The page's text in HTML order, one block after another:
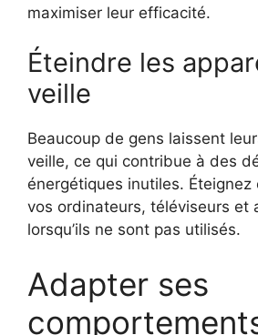
maximiser leur efficacité.
Éteindre les
veille
Beaucoup de gens laissent
veille, ce qui contribue à des
énergétiques inutiles.
vos ordinateurs, téléviseurs et
lorsqu’ils ne sont pas utilisés.
Adapter ses